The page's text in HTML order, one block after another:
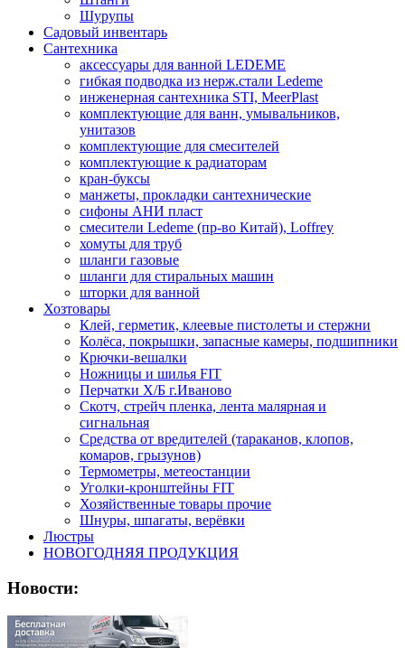
Шурупы
Садовый инвентарь
Сантехника
аксессуары для ванной LEDEME
гибкая подводка из нерж.стали Ledeme
инженерная сантехника STI, MeerPlast
комплектующие для ванн, умывальников,
унитазов
комплектующие для смесителей
комплектующие к радиаторам
кран-буксы
манжеты, прокладки сантехнические
сифоны АНИ пласт
смесители Ledeme (пр-во Китай), Loffrey
хомуты для труб
шланги газовые
шланги для стиральных машин
шторки для ванной
Хозтовары
Клей, герметик, клеевые пистолеты и стержни
Колёса, покрышки, запасные камеры, подшипники
Крючки-вешалки
Ножницы и шилья FIT
Перчатки Х/Б г.Иваново
Скотч, стрейч пленка, лента малярная и
сигнальная
Средства от вредителей (тараканов, клопов,
комаров, грызунов)
Термометры, метеостанции
Уголки-кронштейны FIT
Хозяйственные товары прочие
Шнуры, шпагаты, верёвки
Люстры
НОВОГОДНЯЯ ПРОДУКЦИЯ
Новости: